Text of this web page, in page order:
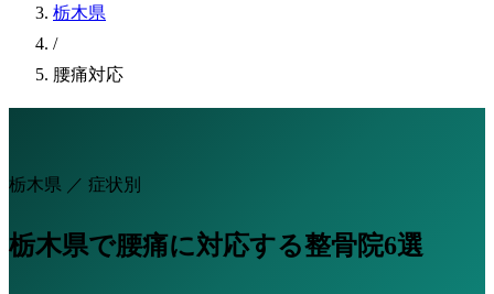
栃木県
/
腰痛対応
栃木県 ／ 症状別
栃木県で腰痛に対応する整骨院6選